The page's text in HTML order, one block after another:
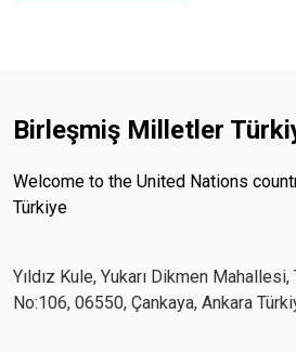
Birleşmiş Milletler
Welcome to the United Nations
Türkiye
Yıldız Kule, Yukarı Dikmen Mahallesi,
No:106, 06550, Çankaya, Ankara